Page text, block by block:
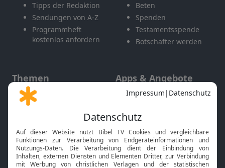
Tipps der Redaktion
Sendungen von A-Z
Programmheft
kostenlos anfordern
Beten
Spenden
Testamentsspende
Botschafter werden
Themen
Gott und Bibel erklärt
Neuigkeiten
Apps & Angebote
Mobile App
Smart TV
HbbTV
Bibelthek Online-Bibel